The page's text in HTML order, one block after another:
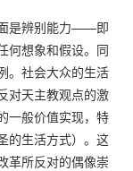
是辨别能力——即
何想象和假设。同
。社会大众的生活
对天主教观点的激
一般价值实现，特
的生活方式）。这
革所反对的偶像崇